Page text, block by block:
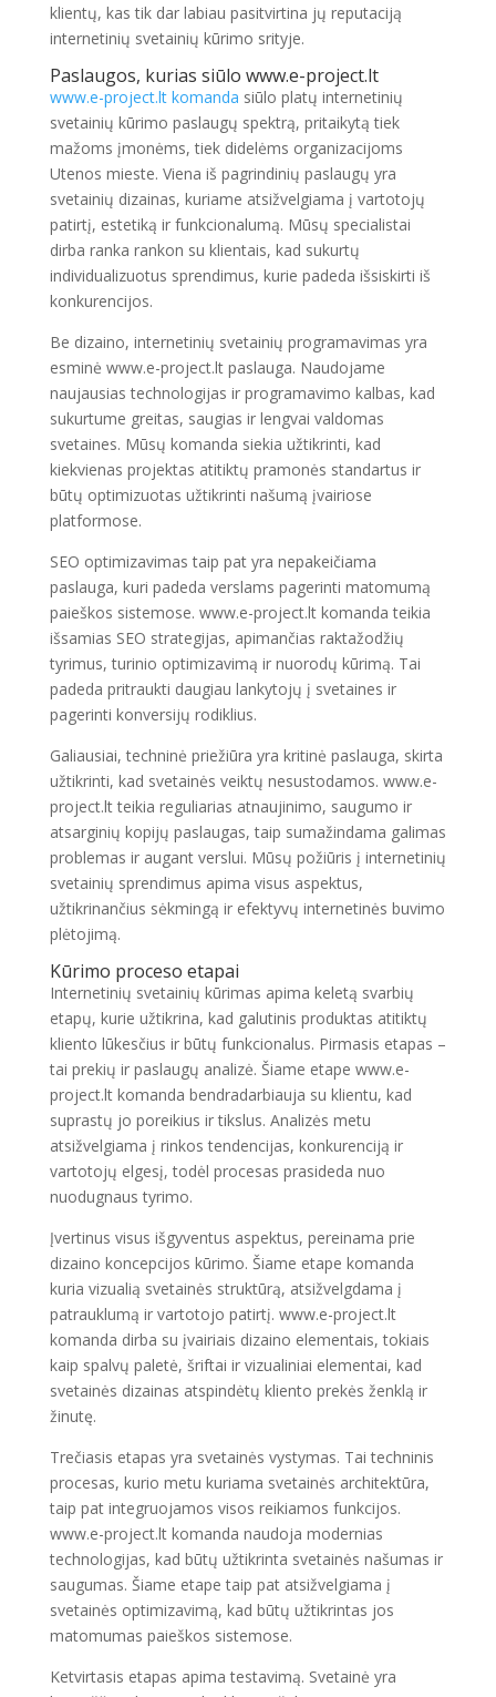
klientų, kas tik dar labiau pasitvirtina jų reputaciją
internetinių svetainių kūrimo srityje.
Paslaugos, kurias siūlo www.e-project.lt
www.e-project.lt komanda siūlo platų internetinių
svetainių kūrimo paslaugų spektrą, pritaikytą tiek
mažoms įmonėms, tiek didelėms organizacijoms
Utenos mieste. Viena iš pagrindinių paslaugų yra
svetainių dizainas, kuriame atsižvelgiama į vartotojų
patirtį, estetiką ir funkcionalumą. Mūsų specialistai
dirba ranka rankon su klientais, kad sukurtų
individualizuotus sprendimus, kurie padeda išsiskirti iš
konkurencijos.
Be dizaino, internetinių svetainių programavimas yra
esminė www.e-project.lt paslauga. Naudojame
naujausias technologijas ir programavimo kalbas, kad
sukurtume greitas, saugias ir lengvai valdomas
svetaines. Mūsų komanda siekia užtikrinti, kad
kiekvienas projektas atitiktų pramonės standartus ir
būtų optimizuotas užtikrinti našumą įvairiose
platformose.
SEO optimizavimas taip pat yra nepakeičiama
paslauga, kuri padeda verslams pagerinti matomumą
paieškos sistemose. www.e-project.lt komanda teikia
išsamias SEO strategijas, apimančias raktažodžių
tyrimus, turinio optimizavimą ir nuorodų kūrimą. Tai
padeda pritraukti daugiau lankytojų į svetaines ir
pagerinti konversijų rodiklius.
Galiausiai, techninė priežiūra yra kritinė paslauga, skirta
užtikrinti, kad svetainės veiktų nesustodamos. www.e-
project.lt teikia reguliarias atnaujinimo, saugumo ir
atsarginių kopijų paslaugas, taip sumažindama galimas
problemas ir augant verslui. Mūsų požiūris į internetinių
svetainių sprendimus apima visus aspektus,
užtikrinančius sėkmingą ir efektyvų internetinės buvimo
plėtojimą.
Kūrimo proceso etapai
Internetinių svetainių kūrimas apima keletą svarbių
etapų, kurie užtikrina, kad galutinis produktas atitiktų
kliento lūkesčius ir būtų funkcionalus. Pirmasis etapas –
tai prekių ir paslaugų analizė. Šiame etape www.e-
project.lt komanda bendradarbiauja su klientu, kad
suprastų jo poreikius ir tikslus. Analizės metu
atsižvelgiama į rinkos tendencijas, konkurenciją ir
vartotojų elgesį, todėl procesas prasideda nuo
nuodugnaus tyrimo.
Įvertinus visus išgyventus aspektus, pereinama prie
dizaino koncepcijos kūrimo. Šiame etape komanda
kuria vizualią svetainės struktūrą, atsižvelgdama į
patrauklumą ir vartotojo patirtį. www.e-project.lt
komanda dirba su įvairiais dizaino elementais, tokiais
kaip spalvų paletė, šriftai ir vizualiniai elementai, kad
svetainės dizainas atspindėtų kliento prekės ženklą ir
žinutę.
Trečiasis etapas yra svetainės vystymas. Tai techninis
procesas, kurio metu kuriama svetainės architektūra,
taip pat integruojamos visos reikiamos funkcijos.
www.e-project.lt komanda naudoja modernias
technologijas, kad būtų užtikrinta svetainės našumas ir
saugumas. Šiame etape taip pat atsižvelgiama į
svetainės optimizavimą, kad būtų užtikrintas jos
matomumas paieškos sistemose.
Ketvirtasis etapas apima testavimą. Svetainė yra